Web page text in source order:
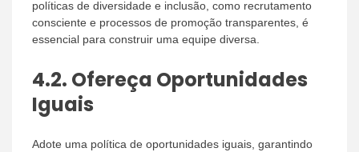
políticas de diversidade e inclusão, como recrutamento
consciente e processos de promoção transparentes, é
essencial para construir uma equipe diversa.
4.2. Ofereça Oportunidades
Iguais
Adote uma política de oportunidades iguais, garantindo